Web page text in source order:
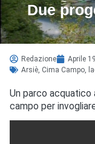
Due
Redazione
Aprile
Arsiè Cima Campo
Un parco acquatico
campo per